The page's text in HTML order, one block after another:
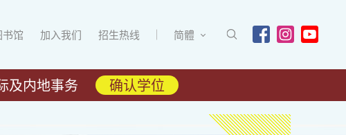
书馆 加入我们 招生热线 简體
及内地事务 确认学位